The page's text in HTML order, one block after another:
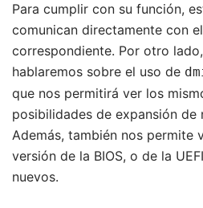
Para cumplir con su función,
comunican directamente con
correspondiente. Por otro
hablaremos sobre el uso de
que nos permitirá ver los
posibilidades de expansión de
Además, también nos permite
versión de la BIOS, o de la
nuevos.